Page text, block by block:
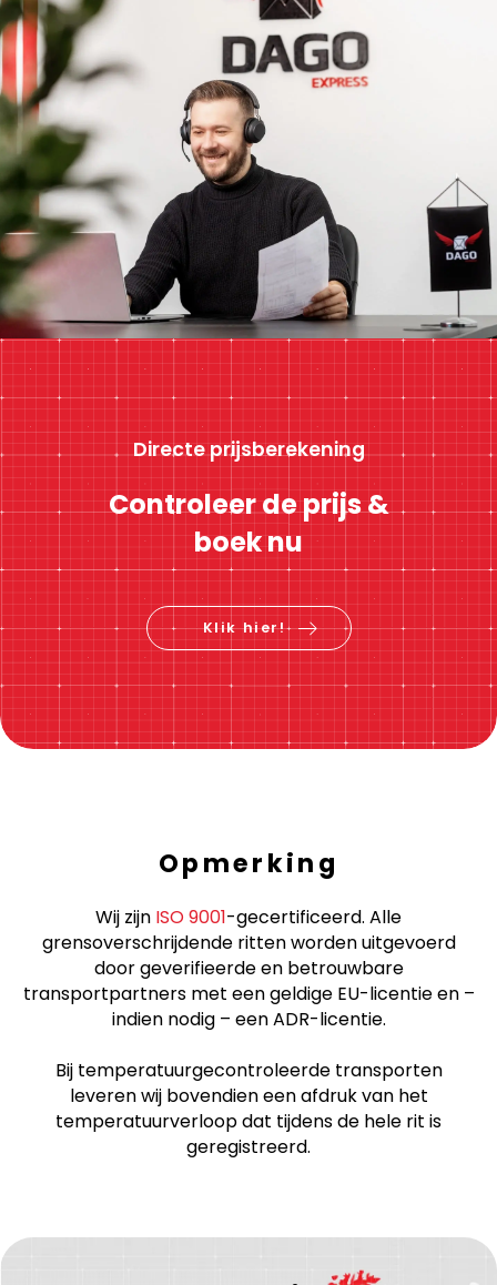
Directe prijsberekening
Controleer de prijs &
boek nu
Klik hier!
Opmerking
Wij zijn ISO 9001-gecertificeerd. Alle
grensoverschrijdende ritten worden uitgevoerd
door geverifieerde en betrouwbare
transportpartners met een geldige EU-licentie en –
indien nodig – een ADR-licentie.
Bij temperatuurgecontroleerde transporten
leveren wij bovendien een afdruk van het
temperatuurverloop dat tijdens de hele rit is
geregistreerd.